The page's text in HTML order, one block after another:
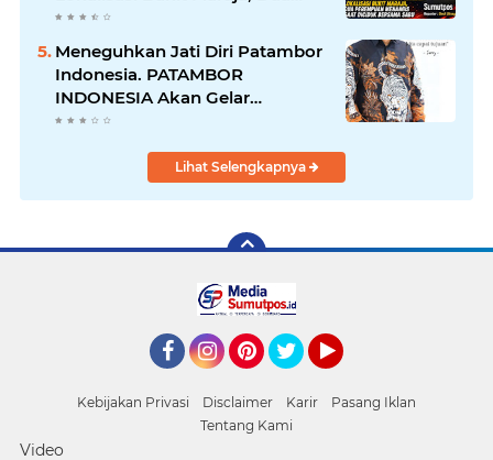
Perempuan Menangis Saat
Diciduk Bersama Sabu
Meneguhkan Jati Diri Patambor
Indonesia. PATAMBOR
INDONESIA Akan Gelar
RAKERNAS II Di Jakarta.
Lihat Selengkapnya
Kebijakan Privasi Disclaimer Karir
Pasang Iklan
Tentang Kami
Video